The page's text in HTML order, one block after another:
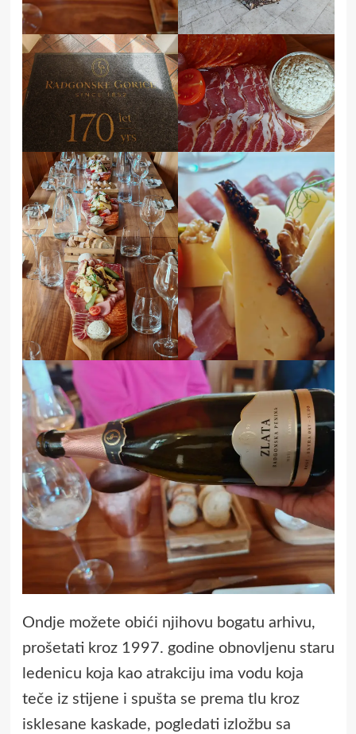
Ondje možete obići njihovu bogatu arhivu,
prošetati kroz 1997. godine obnovljenu staru
ledenicu koja kao atrakciju ima vodu koja
teče iz stijene i spušta se prema tlu kroz
isklesane kaskade, pogledati izložbu sa